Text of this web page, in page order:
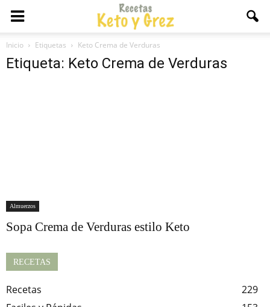
Inicio Etiquetas Keto Crema de Verduras
Etiqueta: Keto Crema de Verduras
Almuerzos
Sopa Crema de Verduras estilo Keto
RECETAS
Recetas
229